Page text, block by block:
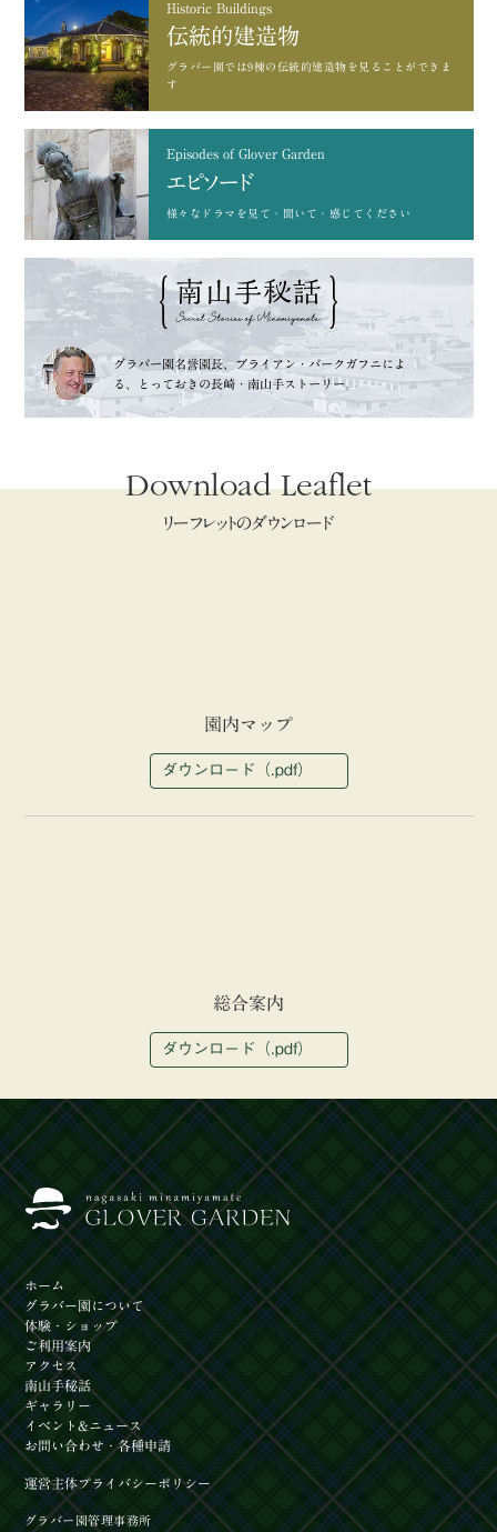
Historic Buildings
伝統的建造物
グラバー園では9棟の 伝統的建造物を見ることができま
す
Episodes of Glover Garden
エピソード
様々なドラマを 見て・聞いて・感じてください
グラバー園名誉園長、ブライアン・バークガフニによ
る、
とっておきの長崎・南山手ストーリー。
Download Leaflet
リーフレットのダウンロード
園内マップ
ダウンロード（.pdf）
総合案内
ダウンロード（.pdf）
ホーム
グラバー園 について
体験・ショップ
ご利用案内
アクセス
南山手秘話
ギャラリー
イベント &ニュース
お問い合わせ・各種申請
運営主体プライバシーポリシー
グラバー園管理事務所